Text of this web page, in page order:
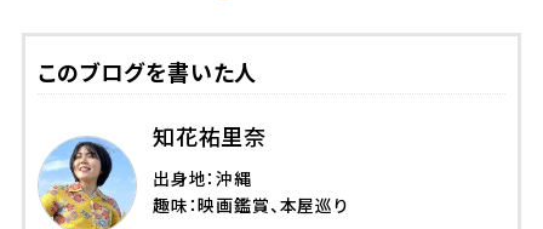
このブログを書いた人
知花祐里奈
出身地：沖縄
趣味：映画鑑賞、本屋巡り